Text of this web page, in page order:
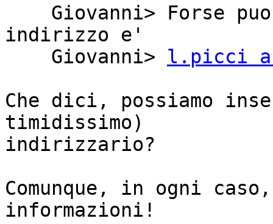
indirizzo e'
    Giovanni>
l.picci a
Che dici, possiamo
timidissimo)
indirizzario?
Comunque, in ogni
informazioni!